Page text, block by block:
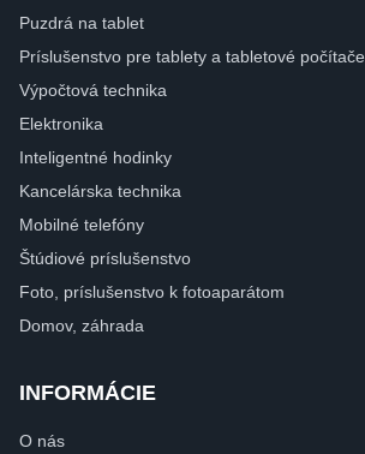
Puzdrá na tablet
Príslušenstvo pre tablety a tabletové počítače
Výpočtová technika
Elektronika
Inteligentné hodinky
Kancelárska technika
Mobilné telefóny
Štúdiové príslušenstvo
Foto, príslušenstvo k fotoaparátom
Domov, záhrada
INFORMÁCIE
O nás